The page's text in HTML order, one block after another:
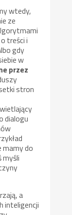
wtedy,
ze
treści i
gdy
w
przez
stron
dialogu
mamy do
myśli
a
inteligencji